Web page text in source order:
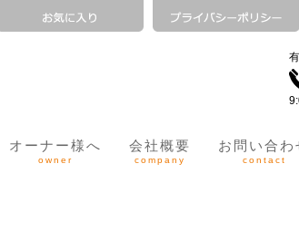
オーナー様へ
owner
会社概要
company
お問い合わ
contact